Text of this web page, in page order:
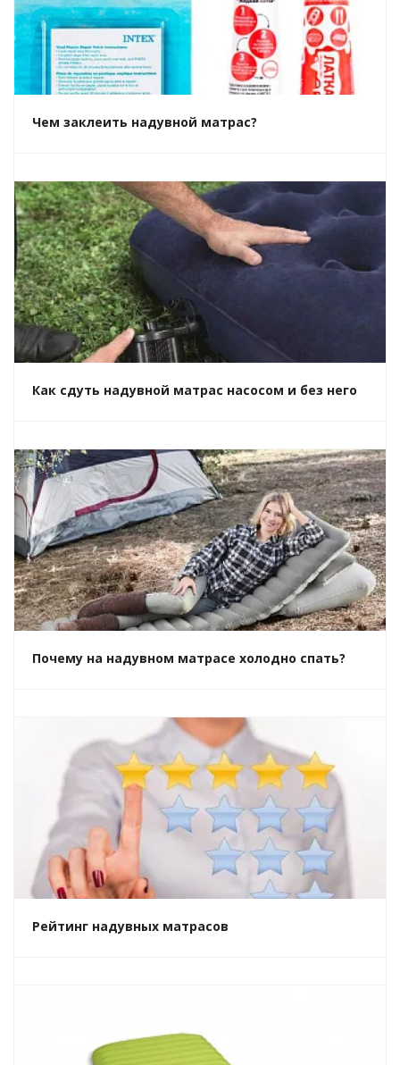
Чем заклеить надувной матрас?
Как сдуть надувной матрас насосом и без него
Почему на надувном матрасе холодно спать?
Рейтинг надувных матрасов